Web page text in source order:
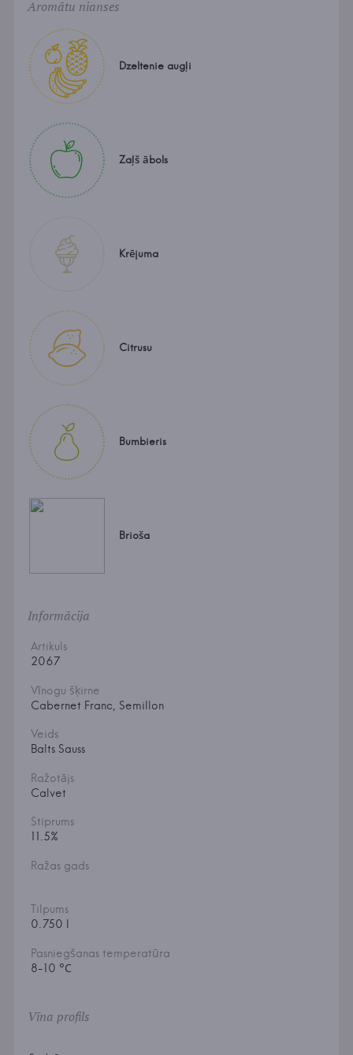
Aromātu nianses
Dzeltenie augļi
Zaļš ābols
Krējuma
Citrusu
Bumbieris
Brioša
Informācija
Artikuls
2067
Vīnogu šķirne
Cabernet Franc, Semillon
Veids
Balts Sauss
Ražotājs
Calvet
Stiprums
11.5%
Ražas gads
Tilpums
0.750 l
Pasniegšanas temperatūra
8-10 °С
Vīna profils